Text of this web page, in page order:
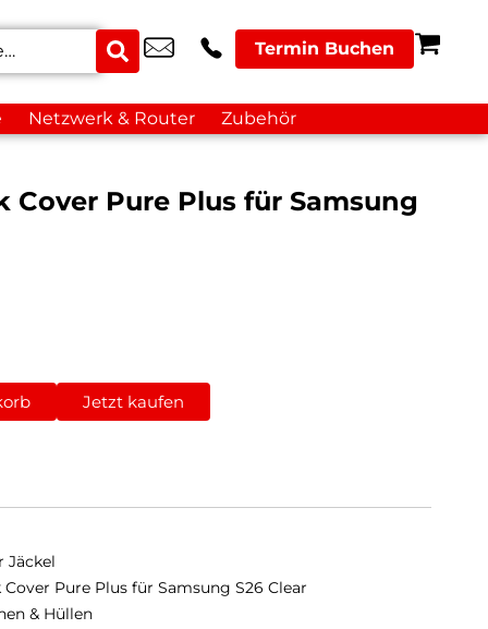
Termin Buchen
Netzwerk & Router Zubehör
Cover Pure Plus für Samsung
Jetzt kaufen
Jäckel
Cover Pure Plus für Samsung S26 Clear
& Hüllen